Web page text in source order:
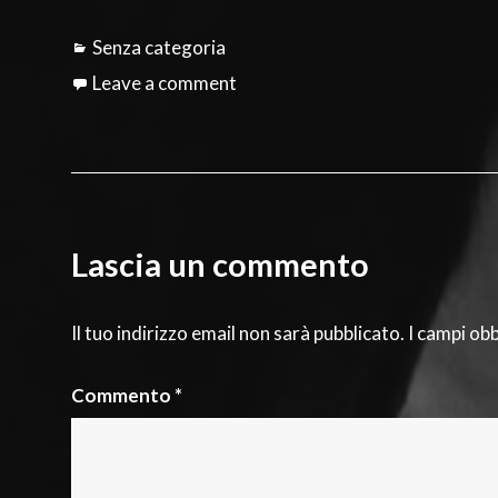
Categories
Senza categoria
Leave a comment
Lascia un commento
Il tuo indirizzo email non sarà pubblicato. I campi
Commento *